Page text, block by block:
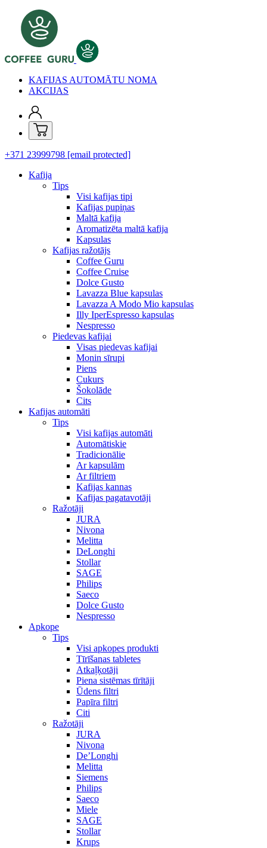
KAFIJAS AUTOMĀTU NOMA
AKCIJAS
+371 23999798 [email protected]
Kafija
Tips
Visi kafijas tipi
Kafijas pupiņas
Maltā kafija
Aromatizēta maltā kafija
Kapsulas
Kafijas ražotājs
Coffee Guru
Coffee Cruise
Dolce Gusto
Lavazza Blue kapsulas
Lavazza A Modo Mio kapsulas
Illy IperEspresso kapsulas
Nespresso
Piedevas kafijai
Visas piedevas kafijai
Monin sīrupi
Piens
Cukurs
Šokolāde
Cits
Kafijas automāti
Tips
Visi kafijas automāti
Automātiskie
Tradicionālie
Ar kapsulām
Ar filtriem
Kafijas kannas
Kafijas pagatavotāji
Ražotāji
JURA
Nivona
Melitta
DeLonghi
Stollar
SAGE
Philips
Saeco
Dolce Gusto
Nespresso
Apkope
Tips
Visi apkopes produkti
Tīrīšanas tabletes
Atkaļķotāji
Piena sistēmas tīrītāji
Ūdens filtri
Papīra filtri
Citi
Ražotāji
JURA
Nivona
De’Longhi
Melitta
Siemens
Philips
Saeco
Miele
SAGE
Stollar
Krups